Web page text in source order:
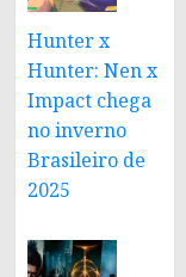
Hunter x
Hunter: Nen x
Impact chega
no inverno
Brasileiro de
2025